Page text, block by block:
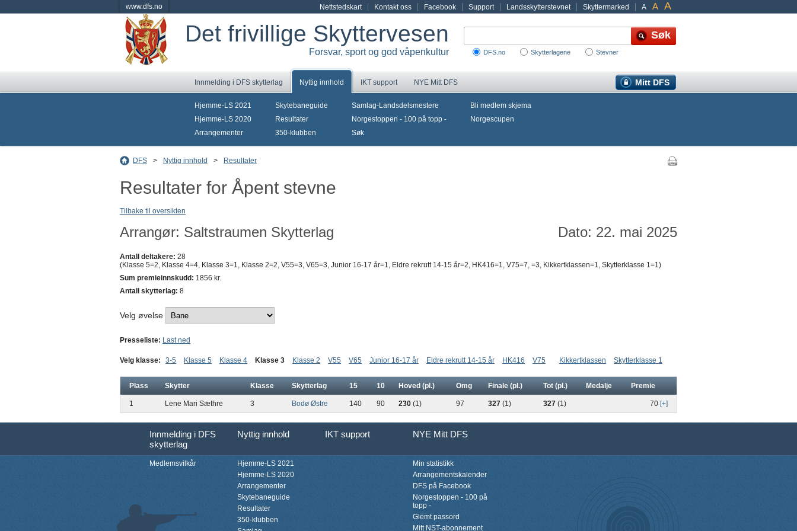
www.dfs.no A A A
Nettstedskart Kontakt oss Facebook Support Landsskytterstevnet Skyttermarked
Det frivillige Skyttervesen
Forsvar, sport og god våpenkultur DFS.no Skytterlagene Stevner
Innmelding i DFS skytterlag Nyttig innhold IKT support Mitt DFS
NYE Mitt DFS
Hjemme-LS 2021
Hjemme-LS 2020
Arrangementer
Skytebaneguide
Resultater
350-klubben
Samlag-Landsdelsmestere
Norgestoppen - 100 på topp -
Søk
Bli medlem skjema
Norgescupen
DFS > Nyttig innhold > Resultater
Resultater for Åpent stevne
Tilbake til oversikten
Arrangør: Saltstraumen Skytterlag Dato: 22. mai 2025
Antall deltakere: 28
(Klasse 5=2, Klasse 4=4, Klasse 3=1, Klasse 2=2, V55=3, V65=3, Junior 16-17 år=1, Eldre rekrutt 14-15 år=2, HK416=1, V75=7, =3, Kikkertklassen=1, Skytterklasse 1=1)
Sum premieinnskudd: 1856 kr.
Antall skytterlag: 8
Velg øvelse
Presseliste: Last ned
Velg klasse: 3-5 Klasse 5 Klasse 4 Klasse 3 Klasse 2 V55 V65 Junior 16-17 år Eldre rekrutt 14-15 år HK416 V75 Kikkertklassen Skytterklasse 1
Plass Skytter Klasse Skytterlag 15 10 Hoved (pl.) Omg Finale (pl.) Tot (pl.) Medalje Premie
1 Lene Mari Sæthre 3 Bodø Østre 140 90 230 (1) 97 327 (1) 327 (1) 70 [+]
Innmelding i DFS
skytterlag
Nyttig innhold IKT support NYE Mitt DFS
Medlemsvilkår
Hjemme-LS 2021
Hjemme-LS 2020
Arrangementer
Skytebaneguide
Resultater
350-klubben
Min statistikk
Arrangementskalender
DFS på Facebook
Norgestoppen - 100 på
topp -
Glemt passord
Mitt NST-abonnement